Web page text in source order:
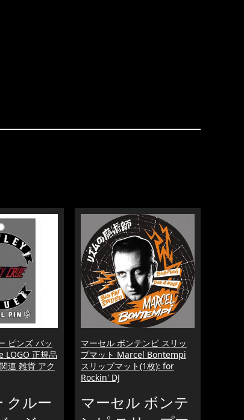
ピンズ バッ
LOGO 正規品
連 雑貨 アク
クルー
マーセル ボンテンピ スリッ
プマット Marcel Bontempi
スリップマット(1枚): for
Rockin' DJ
マーセル ボンテ